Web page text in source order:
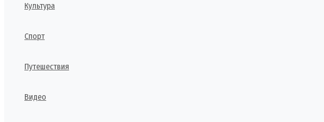
Культура
Спорт
Путешествия
Видео